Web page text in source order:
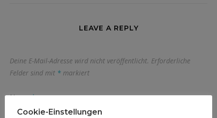
LEAVE A REPLY
Deine E-Mail-Adresse wird nicht veröffentlicht. Erforderliche
Felder sind mit * markiert
Name*
Cookie-Einstellungen